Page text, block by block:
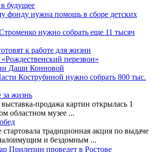
будущее
фонду нужна помощь в сборе детских
нужно собрать еще 11 тысяч
к работе для жизни
перезвон»
Даши Конновой
Кострубиной нужно собрать 800 тыс.
за жизнь
продажа картин открылась 1
областном музее ...
стартовала традиционная акция по выдаче
и бездомным ...
Прилепин проведет в Ростове